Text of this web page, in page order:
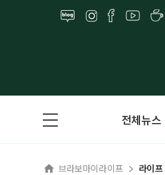
전체뉴스
브라보마이라이프 라이프